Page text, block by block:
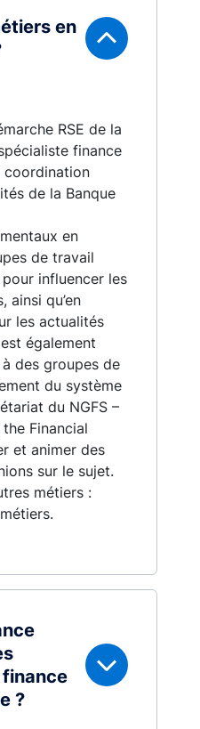
en
RSE de la
finance
coordination
de la Banque
en
de travail
influencer les
ainsi qu’en
les actualités
également
des groupes de
du système
du NGFS –
Financial
et animer des
sur le sujet.
métiers :
?